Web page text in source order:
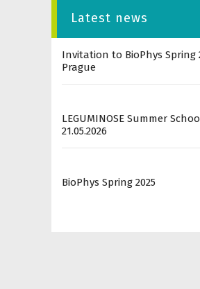
Latest news
Invitation to BioPhys Spring
Prague
LEGUMINOSE Summer
21.05.2026
BioPhys Spring 2025